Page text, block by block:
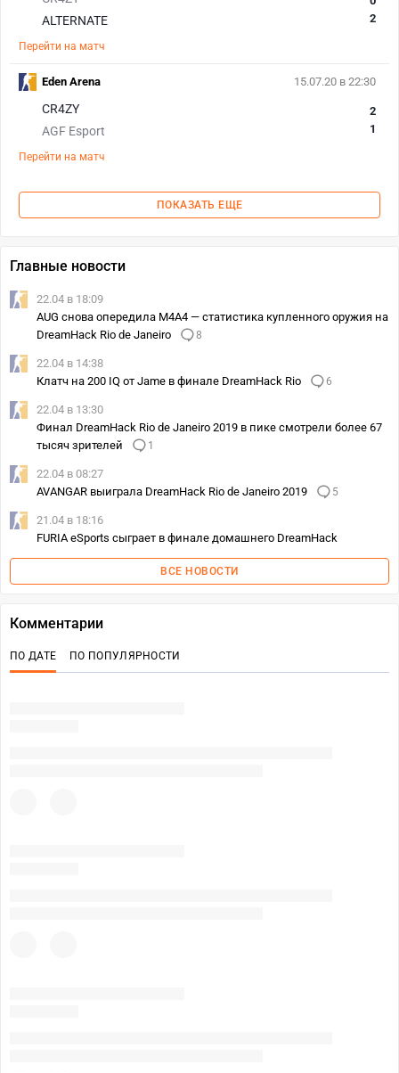
ALTERNATE
2
Перейти на матч
15.07.20 в 22:30
CR4ZY
AGF Esport
2
1
Перейти на матч
Eden Arena
ПОКАЗАТЬ ЕЩЕ
Главные новости
22.04 в 18:09
AUG снова опередила M4A4 — статистика купленного оружия на
DreamHack Rio de Janeiro
8
22.04 в 14:38
Клатч на 200 IQ от Jame в финале DreamHack Rio
6
22.04 в 13:30
Финал DreamHack Rio de Janeiro 2019 в пике смотрели более 67
тысяч зрителей
1
22.04 в 08:27
AVANGAR выиграла DreamHack Rio de Janeiro 2019
5
21.04 в 18:16
FURIA eSports сыграет в финале домашнего DreamHack
ВСЕ НОВОСТИ
Комментарии
ПО ДАТЕ ПО ПОПУЛЯРНОСТИ